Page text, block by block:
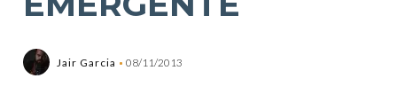
Jair Garcia 08/11/2013